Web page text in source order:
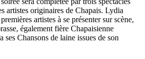
artistes originaires de Chapais. Lydia
artistes à se présenter sur scène,
également fière Chapaisienne
ses Chansons de laine issues de son